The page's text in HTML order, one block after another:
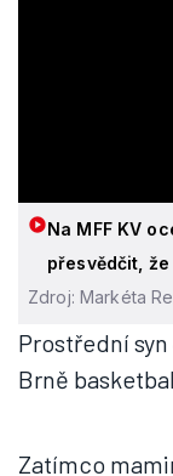
Na MFF KV
přesvědčit,
Zdroj: Markéta
Prostřední
Brně
Zatímco